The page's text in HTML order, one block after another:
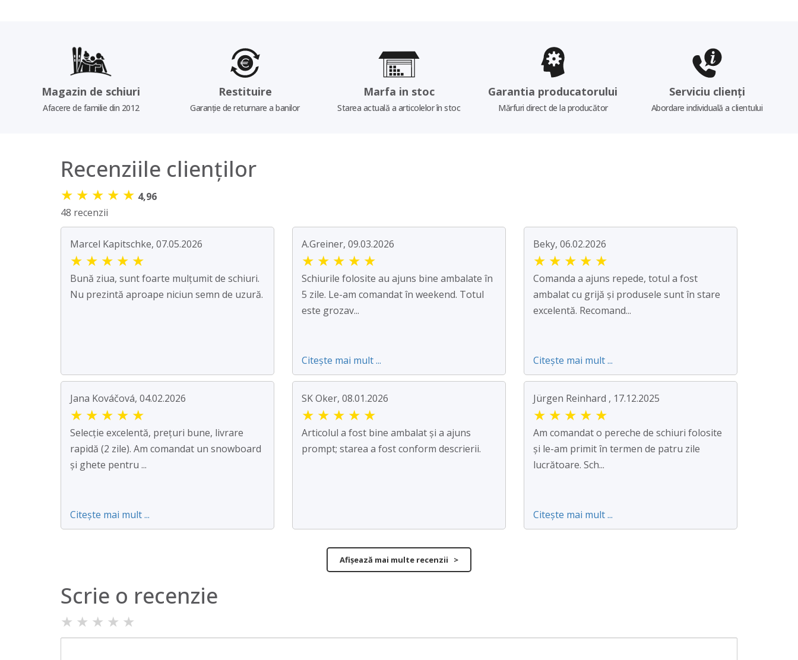
Magazin de schiuri
Afacere de familie din 2012
Restituire
Garanție de returnare a banilor
Marfa in stoc
Starea actuală a articolelor în stoc
Garantia producatorului
Mărfuri direct de la producător
Serviciu clienți
Abordare individuală a clientului
Recenziile clienților
★ ★ ★ ★ ★ 4,96
48 recenzii
Marcel Kapitschke, 07.05.2026
★ ★ ★ ★ ★
Bună ziua, sunt foarte mulțumit de schiuri.
Nu prezintă aproape niciun semn de uzură.
A.Greiner, 09.03.2026
★ ★ ★ ★ ★
Schiurile folosite au ajuns bine ambalate în
5 zile. Le-am comandat în weekend. Totul
este grozav...
Citește mai mult ...
Beky, 06.02.2026
★ ★ ★ ★ ★
Comanda a ajuns repede, totul a fost
ambalat cu grijă și produsele sunt în stare
excelentă. Recomand...
Citește mai mult ...
Jana Kováčová, 04.02.2026
★ ★ ★ ★ ★
Selecție excelentă, prețuri bune, livrare
rapidă (2 zile). Am comandat un snowboard
și ghete pentru ...
Citește mai mult ...
SK Oker, 08.01.2026
★ ★ ★ ★ ★
Articolul a fost bine ambalat și a ajuns
prompt; starea a fost conform descrierii.
Jürgen Reinhard , 17.12.2025
★ ★ ★ ★ ★
Am comandat o pereche de schiuri folosite
și le-am primit în termen de patru zile
lucrătoare. Sch...
Citește mai mult ...
Afișează mai multe recenzii >
Scrie o recenzie
★ ★ ★ ★ ★